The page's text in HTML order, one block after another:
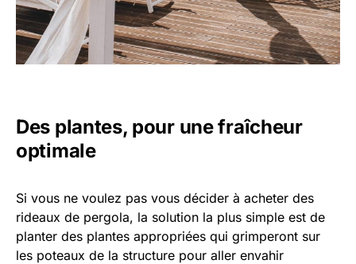
Des plantes, pour une fraîcheur
optimale
Si vous ne voulez pas vous décider à acheter des
rideaux de pergola, la solution la plus simple est de
planter des plantes appropriées qui grimperont sur
les poteaux de la structure pour aller envahir